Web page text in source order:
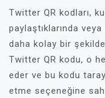
Twitter QR kodları,
paylaştıklarında
daha kolay bir
Twitter QR kodu, o
eder ve bu kodu
etme seçeneğine